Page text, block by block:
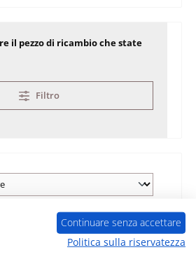
il pezzo di ricambio che state
Filtro
Continuare senza accettare
Politica sulla riservatezza